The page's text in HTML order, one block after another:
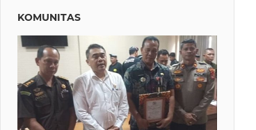
KOMUNITAS